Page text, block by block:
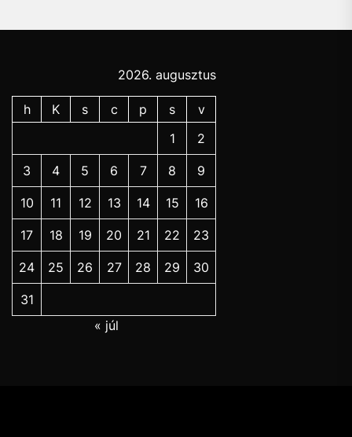
2026. augusztus
h K s c p s
v
1
2
3 4 5 6 7 8 9
10 11 12 13 14 15 16
17 18 19 20 21 22 23
24 25 26 27 28 29 30
31
« júl